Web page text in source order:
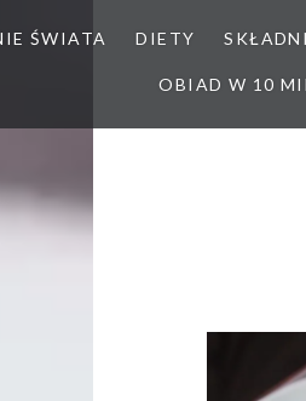
ŚWIATA DIETY
OBIAD W 10